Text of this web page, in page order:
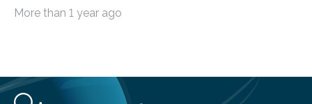
innovative DatenverarbeitungDie Agentur für
Entwicklung von Technologien zur gezielten
More than 1 year ago